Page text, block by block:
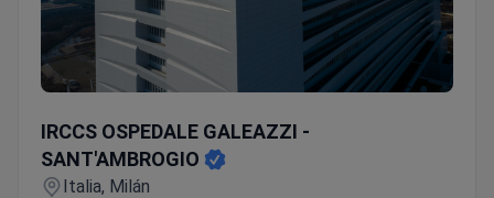
IRCCS OSPEDALE GALEAZZI -
SANT'AMBROGIO
Italia, Milán